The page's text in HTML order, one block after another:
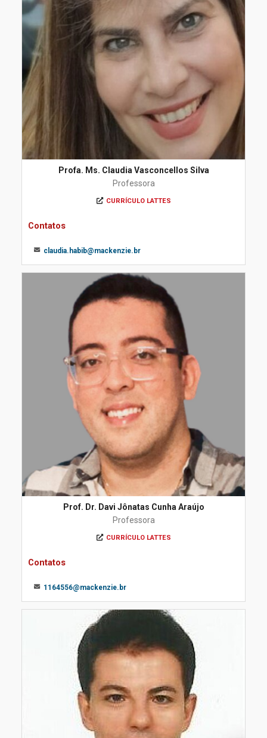
Profa. Ms. Claudia Vasconcellos Silva
Professora
CURRÍCULO LATTES
Contatos
claudia.habib@mackenzie.br
Prof. Dr. Davi Jônatas Cunha Araújo
Professora
CURRÍCULO LATTES
Contatos
1164556@mackenzie.br